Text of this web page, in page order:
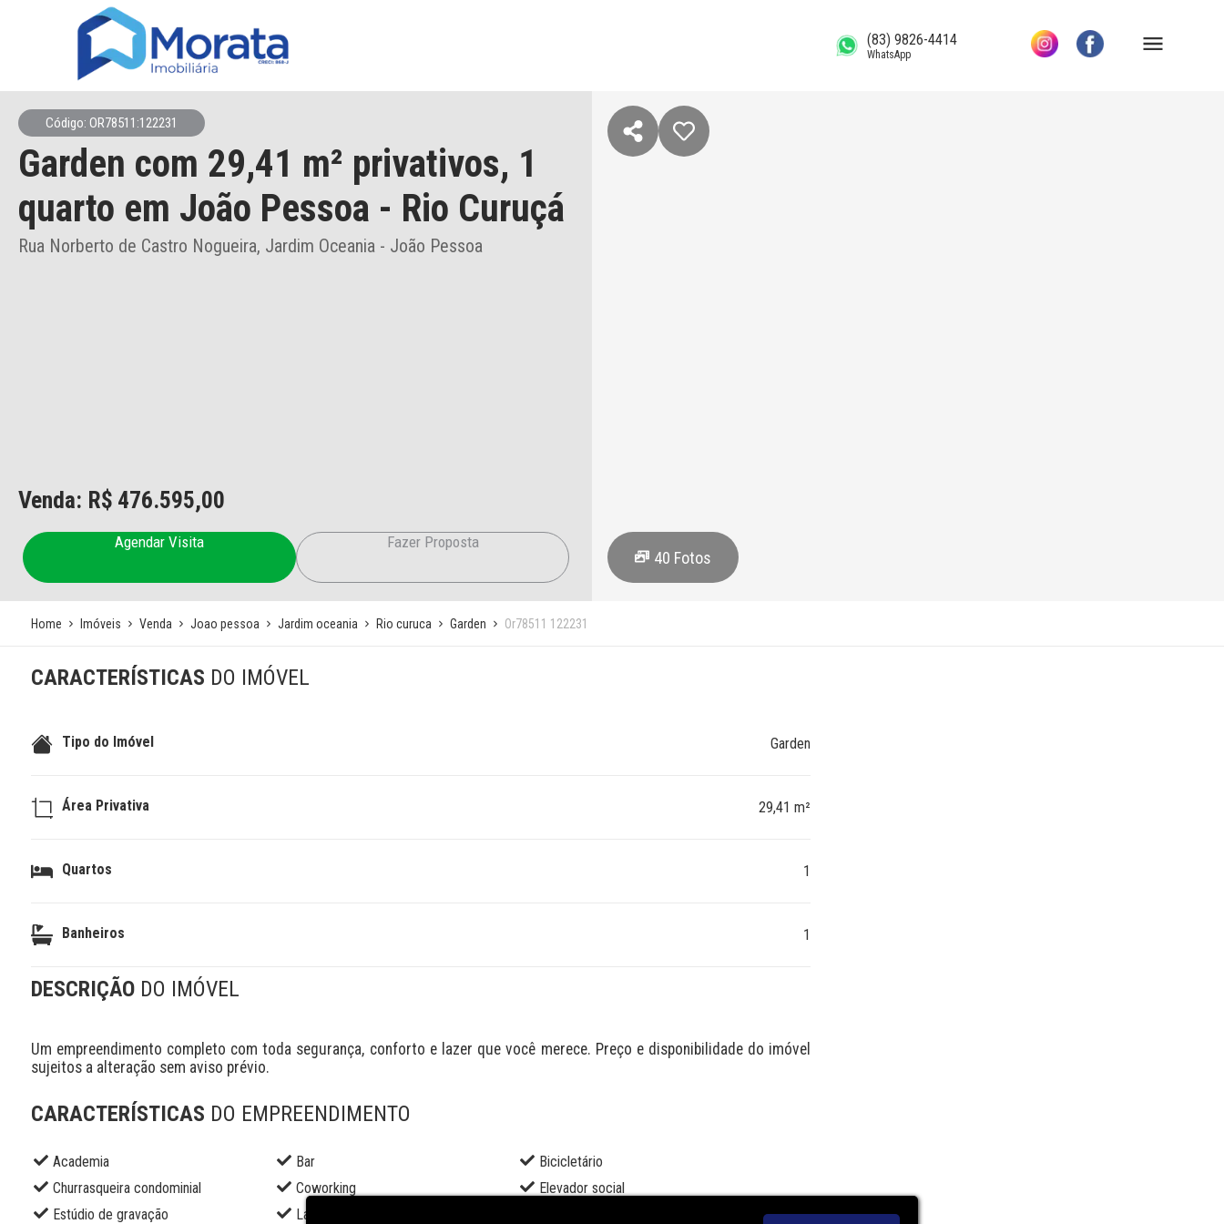
(83) 9826-4414
WhatsApp
Código: OR78511:122231
Garden com 29,41 m² privativos, 1
quarto em João Pessoa - Rio Curuçá
Rua Norberto de Castro Nogueira, Jardim Oceania - João Pessoa
Venda: R$ 476.595,00
Agendar Visita Fazer Proposta
40 Fotos
Home Imóveis Venda Joao pessoa Jardim oceania Rio curuca Garden Or78511 122231
CARACTERÍSTICAS DO IMÓVEL
Tipo do Imóvel Garden
Área Privativa 29,41 m²
Quartos 1
Banheiros 1
DESCRIÇÃO DO IMÓVEL
Um empreendimento completo com toda segurança, conforto e lazer que você merece. Preço e disponibilidade do imóvel
sujeitos a alteração sem aviso prévio.
CARACTERÍSTICAS DO EMPREENDIMENTO
Academia Bar
Bicicletário
Churrasqueira condominial
Coworking
Elevador social
Estúdio de gravação
Lavanderia